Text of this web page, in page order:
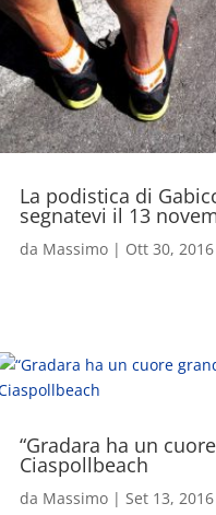
La podistica di
segnatevi il 13
da Massimo| Ott 30, 2016
“Gradara ha un
Ciaspollbeach
da Massimo| Set 13, 2016